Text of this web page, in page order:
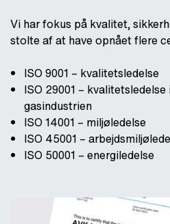
Vi har fokus på kvalitet,
stolte af at have opnået flere
ISO 9001 – kvalitetsledelse
ISO 29001 –
gasindustrien
ISO 14001 – miljøledelse
ISO 45001 –
ISO 50001 – energiledelse